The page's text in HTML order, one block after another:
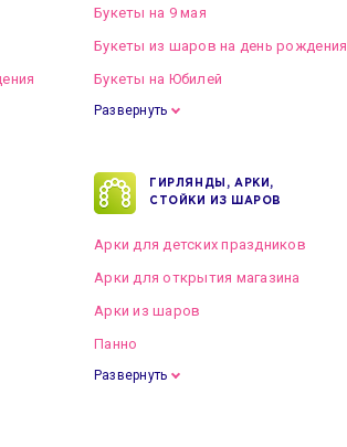
Букеты на 9 мая
Букеты из шаров на день рождения
Букеты на Юбилей
Развернуть
ГИРЛЯНДЫ, АРКИ,
СТОЙКИ ИЗ ШАРОВ
Арки для детских праздников
Арки для открытия магазина
Арки из шаров
Панно
Развернуть